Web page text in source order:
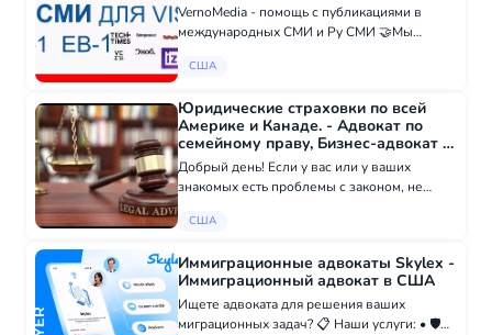
VernoMedia - помощь с публикациями в
международных СМИ и Ру СМИ 🤝Мы
USCIS для получения визы, а именно
professional...
США
Юридические страховки по всей
Америке и Канаде. - Адвокат по
семейному праву, Бизнес-адвокат в
США
Добрый день! Если у вас или у ваших
знакомых есть проблемы с законом, не
юридические фирмы открыты и готовы
Развод?...
США
Иммиграционные адвокаты Skylex -
Иммиграционный адвокат в США
Ищете адвоката для решения ваших
миграционных задач? 📋 Наши услуги: • 🛡